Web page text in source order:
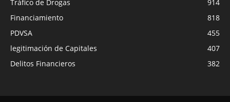
Tráfico de Drogas
914
Financiamiento
818
PDVSA
455
legitimación de Capitales
407
Delitos Financieros
382